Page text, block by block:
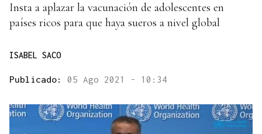
Insta a aplazar la vacunación de adolescentes en
países ricos para que haya sueros a nivel global
ISABEL SACO
Publicado: 05 Ago 2021 - 10:34